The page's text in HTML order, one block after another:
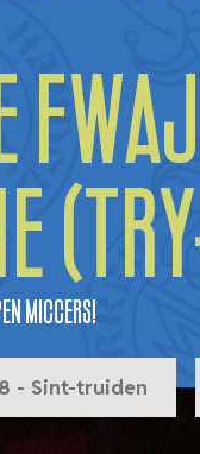
miccers!
- Sint-truiden